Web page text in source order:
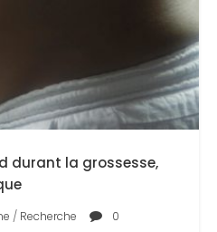
durant la grossesse,
/ Recherche 0